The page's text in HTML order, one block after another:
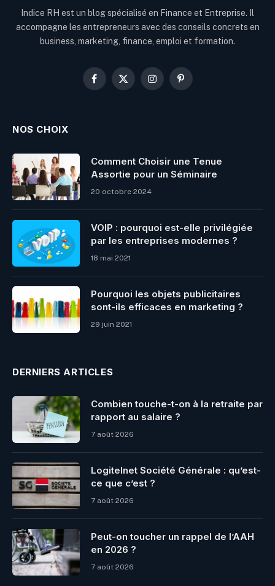
Indice RH est un blog spécialisé en Finance et Entreprise. Il
accompagne les entrepreneurs avec des conseils concrets en
business, marketing, finance, emploi et formation.
Facebook
X
InstagramPinterest
NOS CHOIX
Comment Choisir une Tenue
Assortie pour un Séminaire
20 octobre 2024
VOIP : pourquoi est-elle privilégiée
par les entreprises modernes ?
18 mai 2021
Pourquoi les objets publicitaires
sont-ils efficaces en marketing ?
29 juin 2021
DERNIERS ARTICLES
Combien touche-t-on à la retraite par
rapport au salaire ?
7 août 2026
Logitelnet Société Générale : qu’est-
ce que c’est ?
7 août 2026
Peut-on toucher un rappel de l’AAH
en 2026 ?
7 août 2026